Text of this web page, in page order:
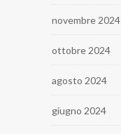
novembre 2024
ottobre 2024
agosto 2024
giugno 2024